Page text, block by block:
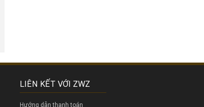
LIÊN KẾT VỚI ZWZ
Hướng dẫn thanh toán